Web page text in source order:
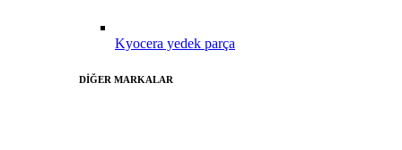
Kyocera yedek parça
DİĞER MARKALAR